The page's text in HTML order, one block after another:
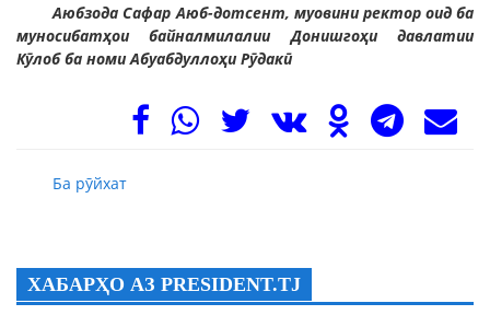
Аюбзода Сафар Аюб-дотсент, муовини ректор оид ба
муносибатҳои байналмилалии Донишгоҳи давлатии
Кӯлоб ба номи Абуабдуллоҳи Рӯдакӣ
Ба рӯйхат
ХАБАРҲО АЗ PRESIDENT.TJ